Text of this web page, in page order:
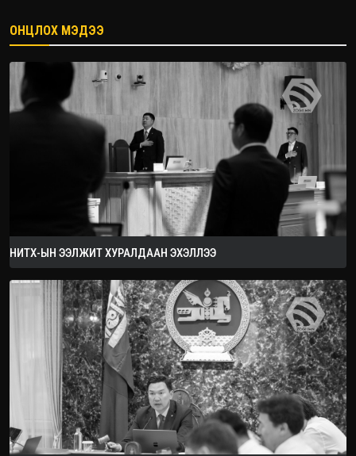
2026.08.08
ОНЦЛОХ МЭДЭЭ
НИТХ-ЫН ЭЭЛЖИТ ХУРАЛДААН ЭХЭЛЛЭЭ